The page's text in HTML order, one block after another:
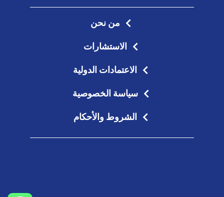
من نحن
الاستشارات
الاعتمادات الدولية
سياسة الخصوصية
الشروط والأحكام